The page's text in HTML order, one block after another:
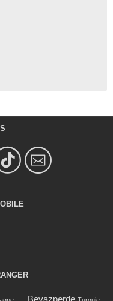
Beyazperde